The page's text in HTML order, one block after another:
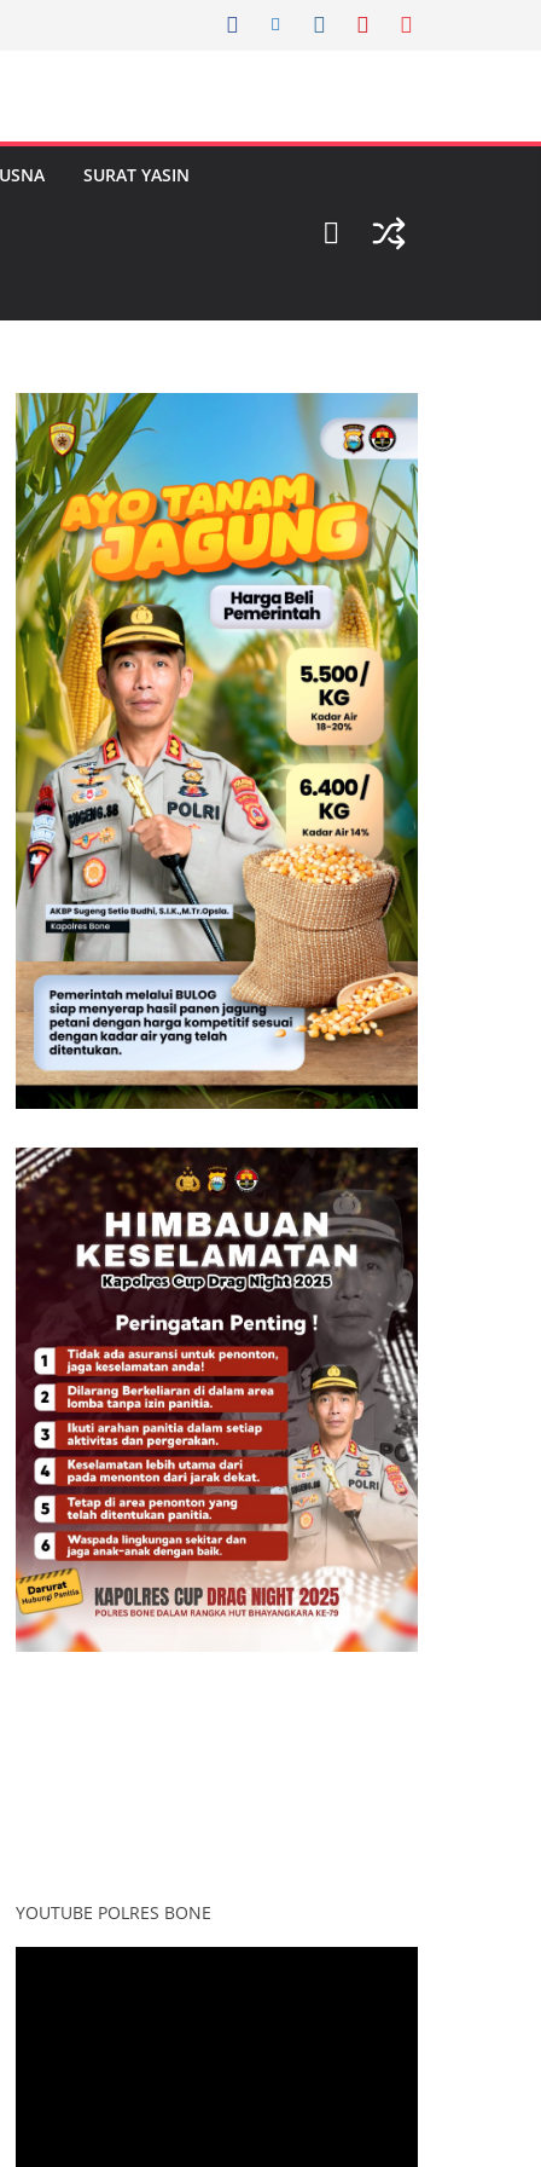
SURAT YASIN
YOUTUBE POLRES BONE